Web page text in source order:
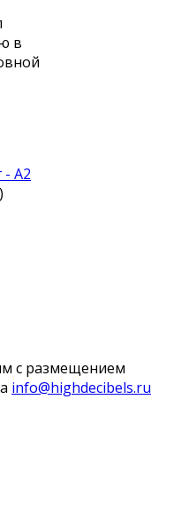
в
- A2
)
с размещением
info@highdecibels.ru